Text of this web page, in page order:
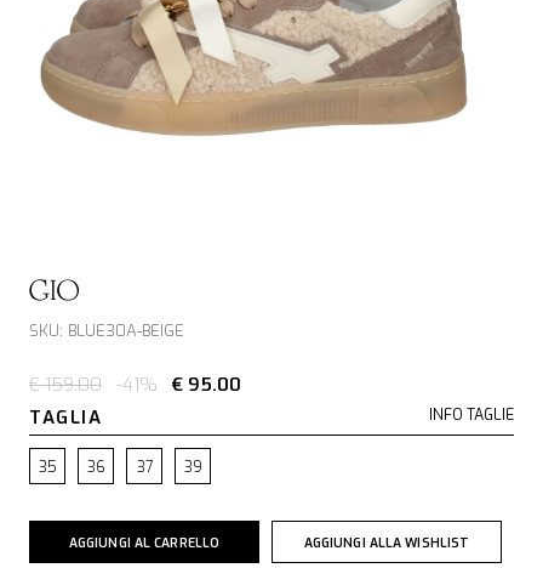
GIO +
SKU: BLUE30A-BEIGE
€ 159.00 -41%
€ 95.00
TAGLIA
INFO TAGLIE
35 36 37 39
AGGIUNGI AL CARRELLO AGGIUNGI ALLA WISHLIST